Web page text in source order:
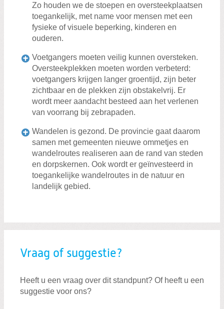
Zo houden we de stoepen en oversteekplaatsen
toegankelijk, met name voor mensen met een
fysieke of visuele beperking, kinderen en
ouderen.
Voetgangers moeten veilig kunnen oversteken.
Oversteekplekken moeten worden verbeterd:
voetgangers krijgen langer groentijd, zijn beter
zichtbaar en de plekken zijn obstakelvrij. Er
wordt meer aandacht besteed aan het verlenen
van voorrang bij zebrapaden.
Wandelen is gezond. De provincie gaat daarom
samen met gemeenten nieuwe ommetjes en
wandelroutes realiseren aan de rand van steden
en dorpskernen. Ook wordt er geïnvesteerd in
toegankelijke wandelroutes in de natuur en
landelijk gebied.
Vraag of suggestie?
Heeft u een vraag over dit standpunt? Of heeft u een
suggestie voor ons?